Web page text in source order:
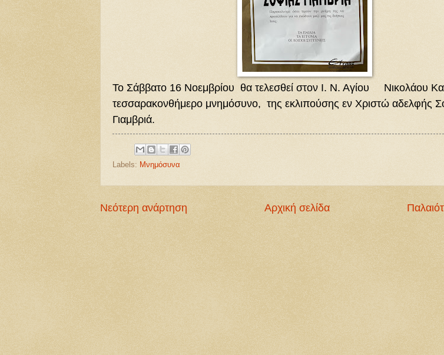
Το Σάββατο 16 Νοεμβρίου θα τελεσθεί στον Ι. Ν. Αγίου Νικολάου
τεσσαρακονθήμερο μνημόσυνο, της εκλιπούσης εν Χριστώ αδελφής
Γιαμβριά.
Labels: Μνημόσυνα
Νεότερη ανάρτηση Αρχική σελίδα